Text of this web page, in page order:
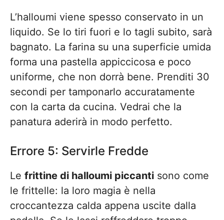
L’halloumi viene spesso conservato in un
liquido. Se lo tiri fuori e lo tagli subito, sarà
bagnato. La farina su una superficie umida
forma una pastella appiccicosa e poco
uniforme, che non dorrà bene. Prenditi 30
secondi per tamponarlo accuratamente
con la carta da cucina. Vedrai che la
panatura aderirà in modo perfetto.
Errore 5: Servirle Fredde
Le frittine di halloumi piccanti sono come
le frittelle: la loro magia è nella
croccantezza calda appena uscite dalla